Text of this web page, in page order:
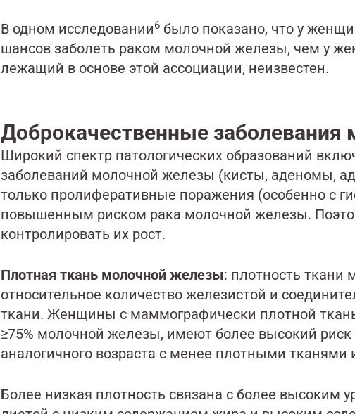
В одном исследовании6 было показано, что у
шансов заболеть раком молочной железы, чем у
лежащий в основе этой ассоциации, неизвестен.
Доброкачественные
Широкий спектр патологических образований
заболеваний молочной железы (кисты, аденомы,
только пролиферативные поражения (особенно с
повышенным риском рака молочной железы.
контролировать их рост.
Плотная ткань молочной железы: плотность ткани
относительное количество железистой и
ткани. Женщины с маммографически плотной
≥75% молочной железы, имеют более высокий
аналогичного возраста с менее плотными тканями
Более низкая плотность связана с более высоким